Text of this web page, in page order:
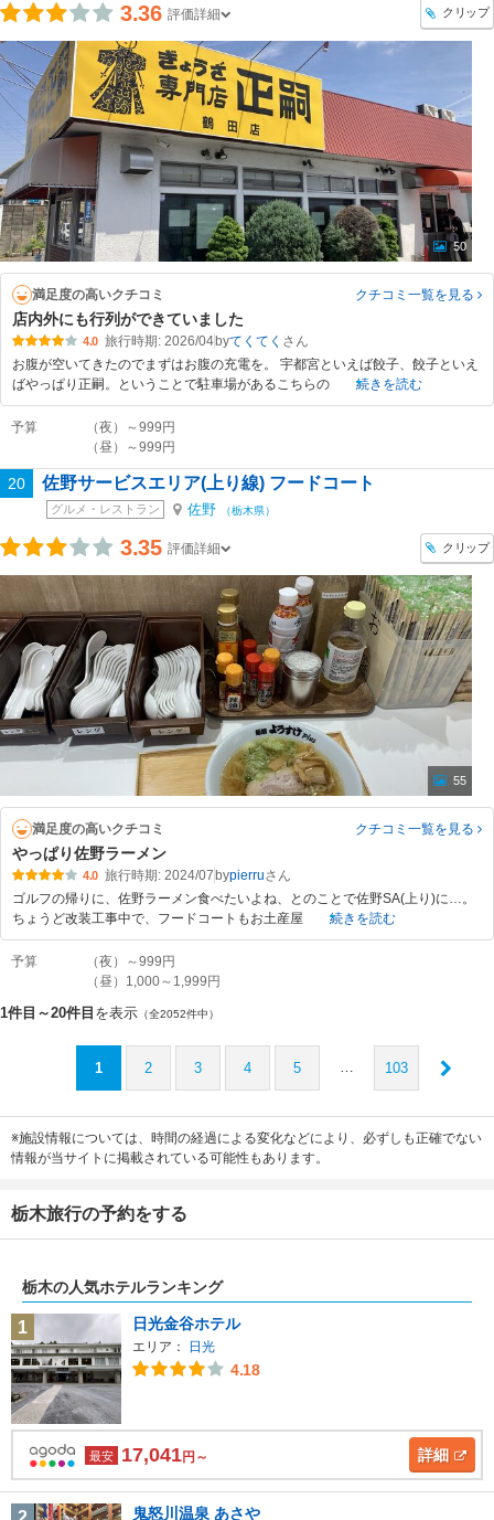
3.36 評価詳細 クリップ
50
満足度の高いクチコミ クチコミ一覧を見る
店内外にも行列ができていました
4.0 旅行時期: 2026/04byてくてく
お腹が空いてきたのでまずはお腹の充電を。 宇都宮といえば餃子、餃子といえ
ばやっぱり正嗣。ということで駐車場があるこちらの
続きを読む
予算
（夜）～999円
（昼）～999円
20 佐野サービスエリア(上り線) フードコート
グルメ・レストラン 佐野 （栃木県）
3.35 評価詳細 クリップ
55
満足度の高いクチコミ クチコミ一覧を見る
やっぱり佐野ラーメン
4.0 旅行時期: 2024/07 bypierru
ゴルフの帰りに、佐野ラーメン食べたいよね、とのことで佐野SA(上り)に…。
ちょうど改装工事中で、フードコートもお土産屋
続きを読む
予算
（夜）～999円
（昼）1,000～1,999円
1件目～20件目 を表示 （全2052件中）
1 2 3 4 5 … 103
※施設情報については、時間の経過による変化などにより、必ずしも正確でない
情報が当サイトに掲載されている可能性もあります。
栃木旅行の予約をする
栃木の人気ホテルランキング
1 日光金谷ホテル
エリア： 日光
4.18
最安 17,041円～ 詳細
鬼怒川温泉 あさや